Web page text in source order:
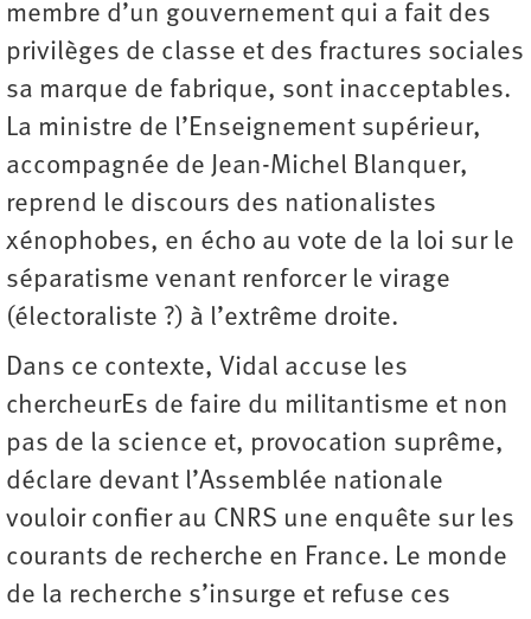
membre d’un gouvernement qui a fait des
privilèges de classe et des fractures sociales
sa marque de fabrique, sont inacceptables.
La ministre de l’Enseignement supérieur,
accompagnée de Jean-Michel Blanquer,
reprend le discours des nationalistes
xénophobes, en écho au vote de la loi sur le
séparatisme venant renforcer le virage
(électoraliste ?) à l’extrême droite.
Dans ce contexte, Vidal accuse les
chercheurEs de faire du militantisme et non
pas de la science et, provocation suprême,
déclare devant l’Assemblée nationale
vouloir confier au CNRS une enquête sur les
courants de recherche en France. Le monde
de la recherche s’insurge et refuse ces